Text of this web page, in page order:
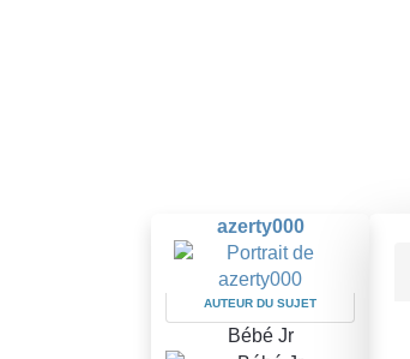
azerty000
AUTEUR DU SUJET
Bébé Jr